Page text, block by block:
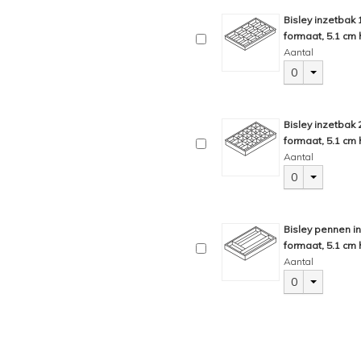
Bisley inzetbak
formaat, 5.1 cm
Aantal
0
Bisley inzetbak
formaat, 5.1 cm
Aantal
0
Bisley pennen
formaat, 5.1 cm
Aantal
0